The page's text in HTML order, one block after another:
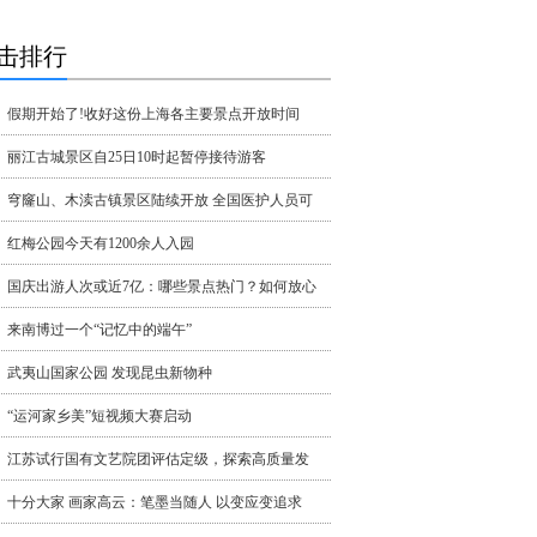
排行
假期开始了!收好这份上海各主要景点开放时间
丽江古城景区自25日10时起暂停接待游客
穹窿山、木渎古镇景区陆续开放 全国医护人员可
红梅公园今天有1200余人入园
国庆出游人次或近7亿：哪些景点热门？如何放心
来南博过一个“记忆中的端午”
武夷山国家公园 发现昆虫新物种
“运河家乡美”短视频大赛启动
江苏试行国有文艺院团评估定级，探索高质量发
十分大家 画家高云：笔墨当随人 以变应变追求